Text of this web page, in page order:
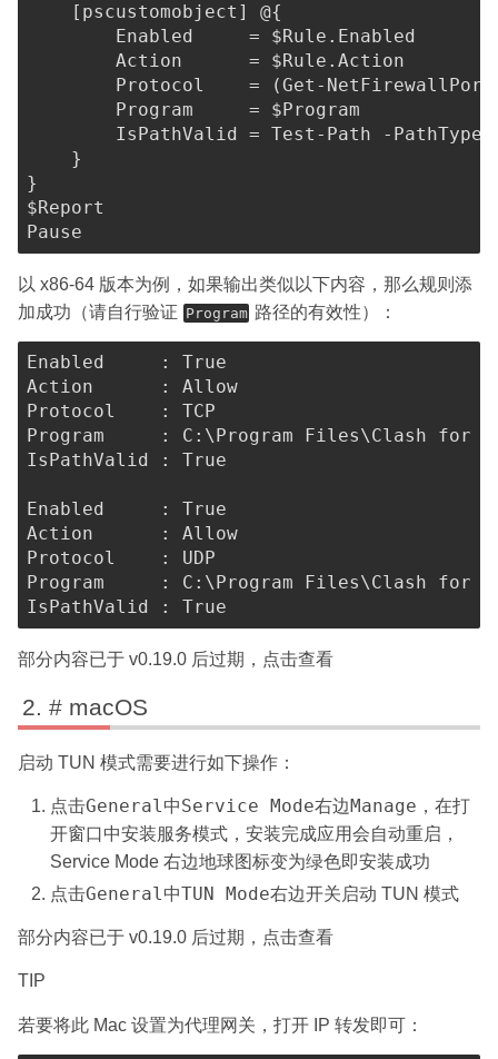
[pscustomobject] @{
        Enabled     =
$Rule . Enabled
        Action      =
$Rule . Action
        Protocol    =
(Get-
        Program     =
$Program
        IsPathValid =
Test-Path -
}
}
$Report
以 x86-64 版本为例，如果输出类似以下内容，那么规则添
加成功（请自行验证 Program 路径的有效性）：
Enabled :
True
Action
:
Protocol
:
Program
: C : \Program Files\Clash for
IsPathValid
: True
Enabled :
True
Action
:
Protocol
:
Program
: C : \Program Files\Clash for
IsPathValid
: True
部分内容已于 v0.19.0 后过期，点击查看
# macOS
启动 TUN 模式需要进行如下操作：
点击General中Service Mode右边 Manage ，在打
开窗口中安装服务模式，安装完成应用会自动重启，
Service Mode 右边地球图标变为绿色即安装成功
点击General 中TUN Mode右边开关启动 TUN 模式
部分内容已于 v0.19.0 后过期，点击查看
TIP
若要将此 Mac 设置为代理网关，打开 IP 转发即可：